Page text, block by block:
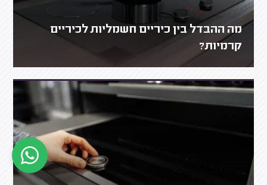
מה ההבדל בין כיריים חשמליות לכיריים
קרמיות?